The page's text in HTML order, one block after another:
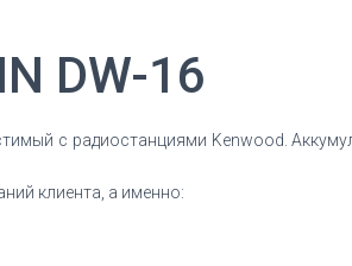
DW-16
с радиостанциями Kenwood.
клиента, а именно: